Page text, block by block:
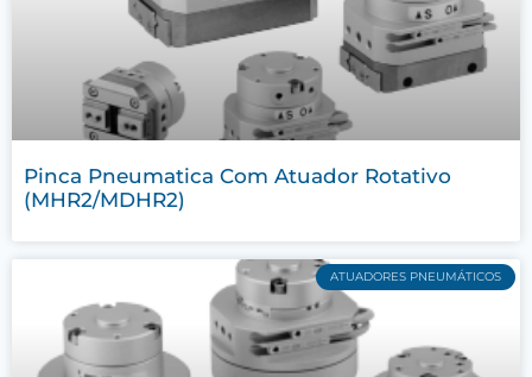
Pinca Pneumatica Com Atuador Rotativo
(MHR2/MDHR2)
ATUADORES PNEUMÁTICOS